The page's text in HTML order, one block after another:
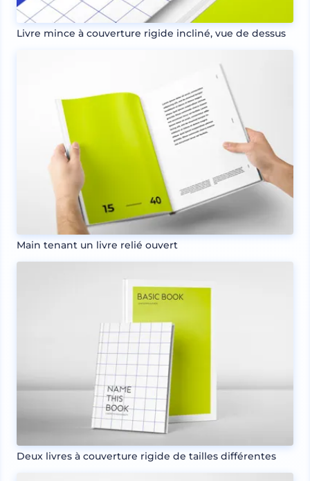
Livre mince à couverture rigide incliné, vue de dessus
Main tenant un livre relié ouvert
Deux livres à couverture rigide de tailles différentes